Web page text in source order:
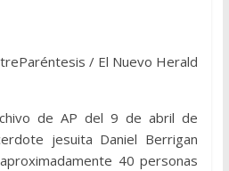
/ El Nuevo Herald
de AP del 9 de abril de
jesuita Daniel Berrigan
40 personas